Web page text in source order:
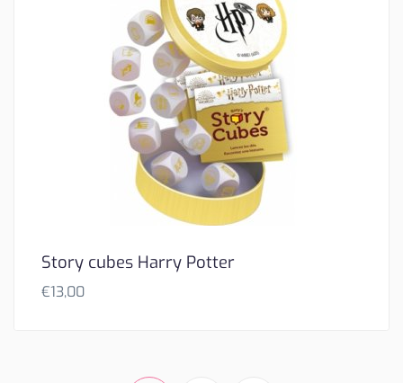
Story cubes Harry Potter
€13,00